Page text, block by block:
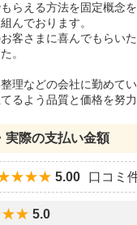
らえる方法を固定概念
んでおります。
客さまに喜んでもらい
。
理などの会社に勤めてい
るよう品質と価格を努力
実際の支払い金額
5.00 口コミ
5.0